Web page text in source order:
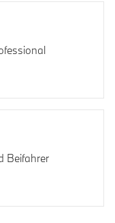
Beifahrer